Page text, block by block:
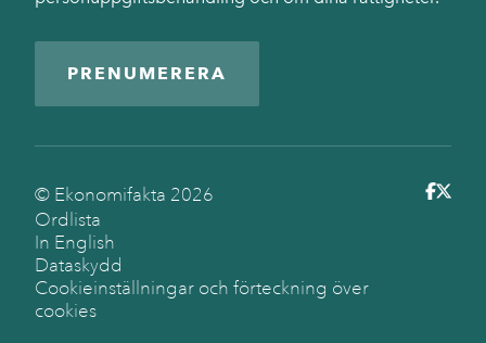
PRENUMERERA
© Ekonomifakta 2026
Ordlista
In English
Dataskydd
Cookieinställningar och förteckning över
cookies